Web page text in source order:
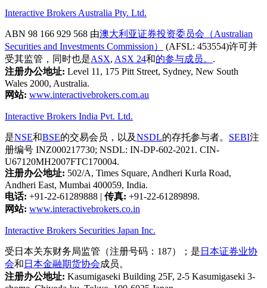
Interactive Brokers Australia Pty. Ltd.
ABN 98 166 929 568 由澳大利亚证券投资委员会（Australian
Securities and Investments Commission）
(AFSL: 453554)许可并
受其监管，同时也是ASX, ASX 24和的参与成员。 .
注册办公地址: Level 11, 175 Pitt Street, Sydney, New South
Wales 2000, Australia.
网站: www.interactivebrokers.com.au
Interactive Brokers India Pvt. Ltd.
是NSE和BSE的交易会员，以及NSDL的存托参与者。 SEBI注
册编号 INZ000217730; NSDL: IN-DP-602-2021. CIN-
U67120MH2007FTC170004.
注册办公地址: 502/A, Times Square, Andheri Kurla Road,
Andheri East, Mumbai 400059, India.
电话: +91-22-61289888 | 传真: +91-22-61289898.
网站: www.interactivebrokers.co.in
Interactive Brokers Securities Japan Inc.
受日本关东财务局监管（注册号码：187）；是 日本证券业协
会和 日本金融期货协会成员。
注册办公地址: Kasumigaseki Building 25F, 2-5 Kasumigaseki 3-